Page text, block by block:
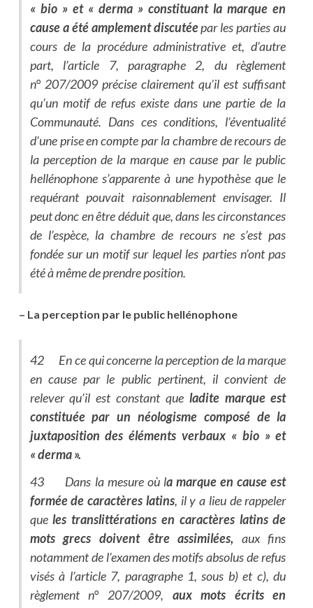
« bio » et « derma » constituant la marque en
cause a été amplement discutéepar les parties au
cours de la procédure administrative et, d’autre
part, l’article 7, paragraphe 2, du règlement
n° 207/2009 précise clairement qu’il est suffisant
qu’un motif de refus existe dans une partie de la
Communauté. Dans ces conditions, l’éventualité
d’une prise en compte par la chambre de recours de
la perception de la marque en cause par le public
hellénophone s’apparente à une hypothèse que le
requérant pouvait raisonnablement envisager. Il
peut donc en être déduit que, dans les circonstances
de l’espèce, la chambre de recours ne s’est pas
fondée sur un motif sur lequel les parties n’ont pas
été à même de prendre position.
– La perception par le public hellénophone
42 En ce qui concerne la perception de la marque
en cause par le public pertinent, il convient de
relever qu’il est constant que ladite marque est
constituée par un néologisme composé de la
juxtaposition des éléments verbaux « bio » et
« derma ».
43 Dans la mesure où la marque en cause est
formée de caractères latins, il y a lieu de rappeler
queles translittérations en caractères latins de
mots grecs doivent être assimilées, aux fins
notamment de l’examen des motifs absolus de refus
visés à l’article 7, paragraphe 1, sous b) et c), du
règlement n° 207/2009, aux mots écrits en